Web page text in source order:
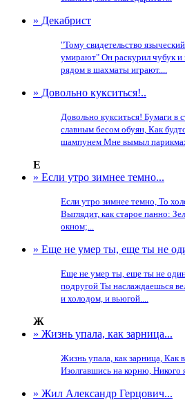
» Декабрист
"Тому свидетельство
умирают" Он раскурил чубук и
рядом в шахматы играют....
» Довольно кукситься!..
Довольно кукситься! Бумаги в
славным бесом обуян, Как
шампунем Мне вымыл
Е
» Если утро зимнее темно...
Если утро зимнее темно, То
Выглядит, как старое панно:
окном;...
» Еще не умер ты, еще ты не
Еще не умер ты, еще ты не
подругой Ты наслаждаешься
и холодом, и вьюгой....
Ж
» Жизнь упала, как зарница...
Жизнь упала, как зарница, Как
Изолгавшись на корню, Никого
» Жил Александр Герцович...